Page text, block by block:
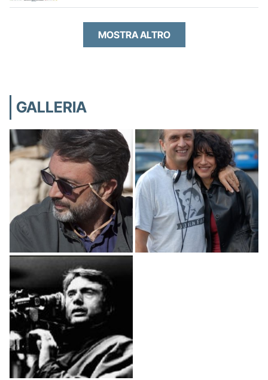
MOSTRA ALTRO
GALLERIA